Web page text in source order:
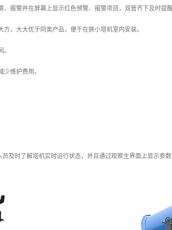
报警并在屏幕上显示红色预警、报警项目，双管齐下及时提醒
，大大优于同类产品，便于在狭小塔机室内安装。
维护费用。
及时了解塔机实时运行状态，并且通过观察主界面上显示参